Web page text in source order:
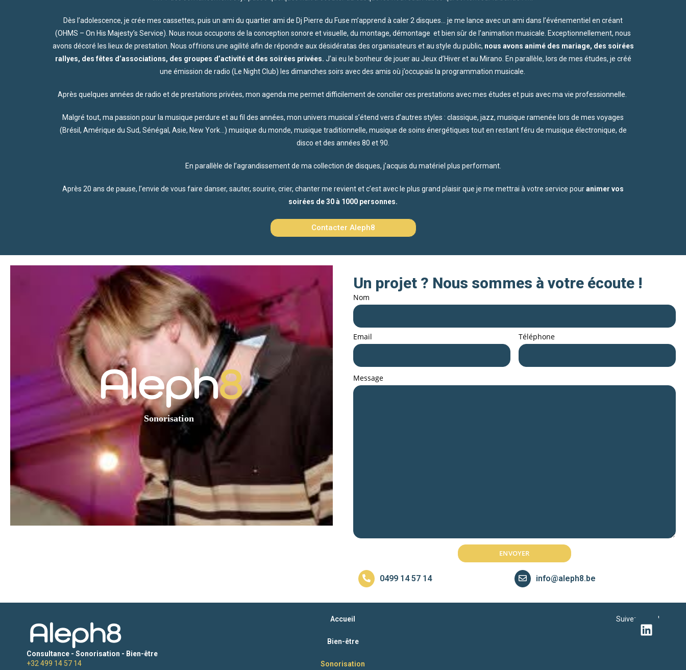
Dès l’adolescence, je crée mes cassettes, puis un ami du quartier ami de Dj Pierre du Fuse m’apprend à caler 2 disques… je me lance avec un ami dans l’événementiel en créant
(OHMS – On His Majesty’s Service). Nous nous occupons de la conception sonore et visuelle, du montage, démontage et bien sûr de l’animation musicale. Exceptionnellement, nous
avons décoré les lieux de prestation. Nous offrions une agilité afin de répondre aux désidératas des organisateurs et au style du public, nous avons animé des mariage, des soirées
rallyes, des fêtes d’associations, des groupes d’activité et des soirées privées. J’ai eu le bonheur de jouer au Jeux d’Hiver et au Mirano. En parallèle, lors de mes études, je créé
une émission de radio (Le Night Club) les dimanches soirs avec des amis où j’occupais la programmation musicale.
Après quelques années de radio et de prestations privées, mon agenda me permet difficilement de concilier ces prestations avec mes études et puis avec ma vie professionnelle.
Malgré tout, ma passion pour la musique perdure et au fil des années, mon univers musical s’étend vers d’autres styles : classique, jazz, musique ramenée lors de mes voyages
(Brésil, Amérique du Sud, Sénégal, Asie, New York…) musique du monde, musique traditionnelle, musique de soins énergétiques tout en restant féru de musique électronique, de
disco et des années 80 et 90.
En parallèle de l’agrandissement de ma collection de disques, j’acquis du matériel plus performant.
Après 20 ans de pause, l’envie de vous faire danser, sauter, sourire, crier, chanter me revient et c’est avec le plus grand plaisir que je me mettrai à votre service pouranimer vos
soirées de 30 à 1000 personnes.
Contacter Aleph8
Un projet ? Nous sommes à votre écoute !
Nom
Email Téléphone
Message
0499 14 57 14 info@aleph8.be
Consultance - Sonorisation - Bien-être
+32 499 14 57 14
Accueil
Bien-être
Sonorisation
Suivez-nous !